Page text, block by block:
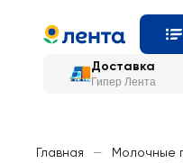
Доставка
Гипер Лента
Главная — Молочные